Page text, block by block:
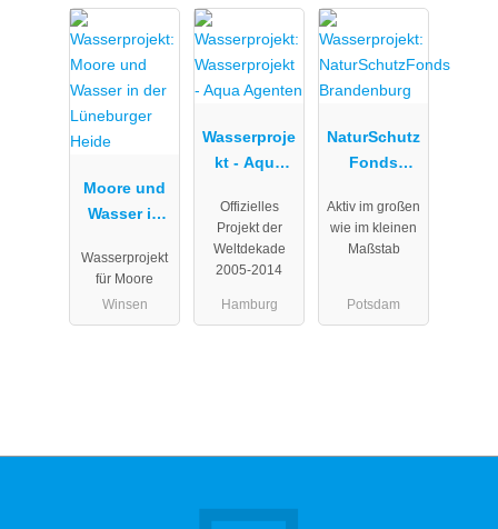
Moore und
Wasser in
Lüneburger
Wasserprojekt
für Moore
Winsen
Wasserproje
kt - Aqua
Offizielles
Projekt der
Weltdekade
2005-2014
Hamburg
NaturSchutz
Fonds
g
Aktiv im großen
wie im kleinen
Maßstab
Potsdam